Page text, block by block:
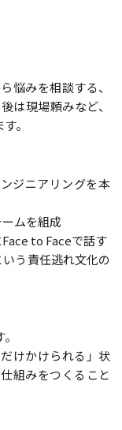
悩みを相談する、
は現場頼みなど、
。
ジニアリングを本
ムを組成
to Faceで話す
う責任逃れ文化の
けかけられる」状
組みをつくること